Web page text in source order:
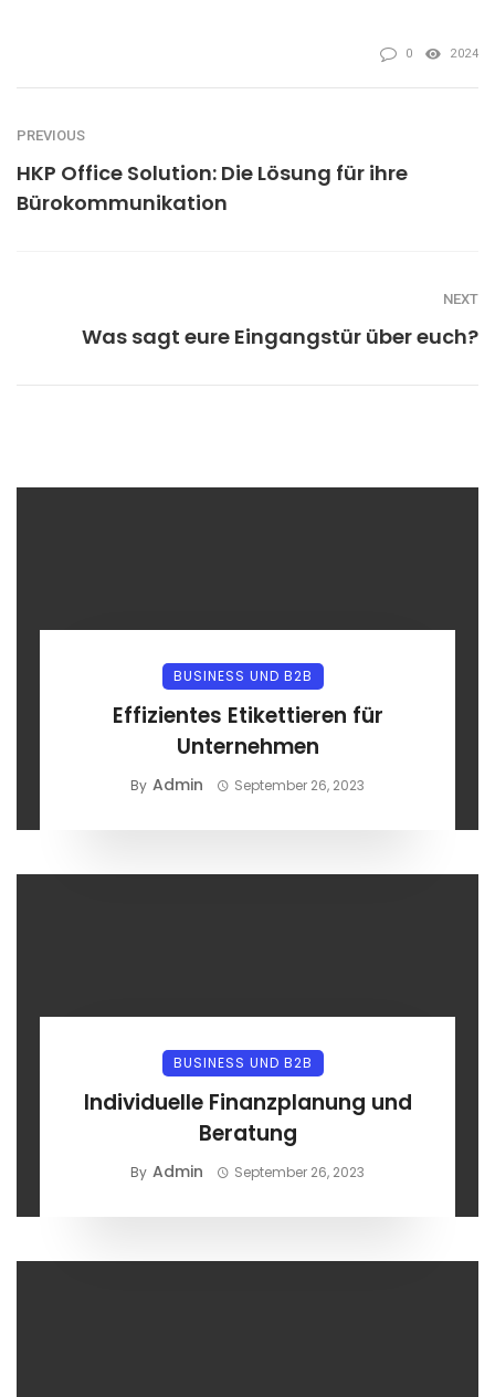
0 2024
PREVIOUS
HKP Office Solution: Die Lösung für ihre
Bürokommunikation
NEXT
Was sagt eure Eingangstür über euch?
BUSINESS UND B2B
Effizientes Etikettieren für
Unternehmen
By Admin September 26, 2023
BUSINESS UND B2B
Individuelle Finanzplanung und
Beratung
By Admin September 26, 2023